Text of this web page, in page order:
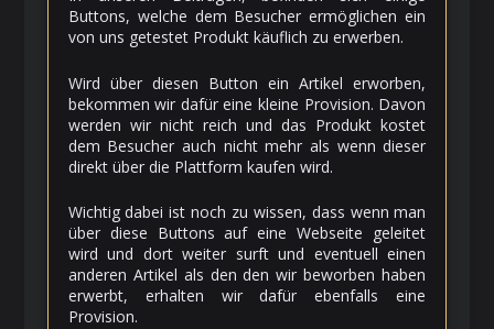
Buttons, welche dem Besucher ermöglichen ein
von uns getestet Produkt käuflich zu erwerben.
Wird über diesen Button ein Artikel erworben,
bekommen wir dafür eine kleine Provision. Davon
werden wir nicht reich und das Produkt kostet
dem Besucher auch nicht mehr als wenn dieser
direkt über die Plattform kaufen wird.
Wichtig dabei ist noch zu wissen, dass wenn man
über diese Buttons auf eine Webseite geleitet
wird und dort weiter surft und eventuell einen
anderen Artikel als den den wir beworben haben
erwerbt, erhalten wir dafür ebenfalls eine
Provision.